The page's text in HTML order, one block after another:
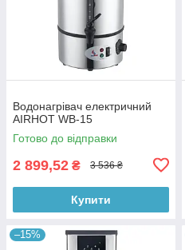
Водонагрівач електричний
AIRHOT WB-15
Готово до відправки
2 899,52 ₴ 3 536 ₴
Купити
–15%